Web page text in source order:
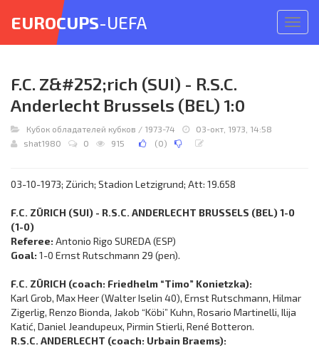
меню
EUROCUPS-UEFA
F.C. Z&#252;rich (SUI) - R.S.C.
Anderlecht Brussels (BEL) 1:0
Кубок обладателей кубков / 1973-74
03-окт, 1973, 14:58
shat1980
0 915 (0)
03-10-1973; Zürich; Stadion Letzigrund; Att: 19.658
F.C. ZÜRICH (SUI) - R.S.C. ANDERLECHT BRUSSELS (BEL) 1-0
(1-0)
Referee: Antonio Rigo SUREDA (ESP)
Goal: 1-0 Ernst Rutschmann 29 (pen).
F.C. ZÜRICH (coach: Friedhelm “Timo” Konietzka):
Karl Grob, Max Heer (Walter Iselin 40), Ernst Rutschmann, Hilmar
Zigerlig, Renzo Bionda, Jakob “Köbi” Kuhn, Rosario Martinelli, Ilija
Katić, Daniel Jeandupeux, Pirmin Stierli, René Botteron.
R.S.C. ANDERLECHT (coach: Urbain Braems):